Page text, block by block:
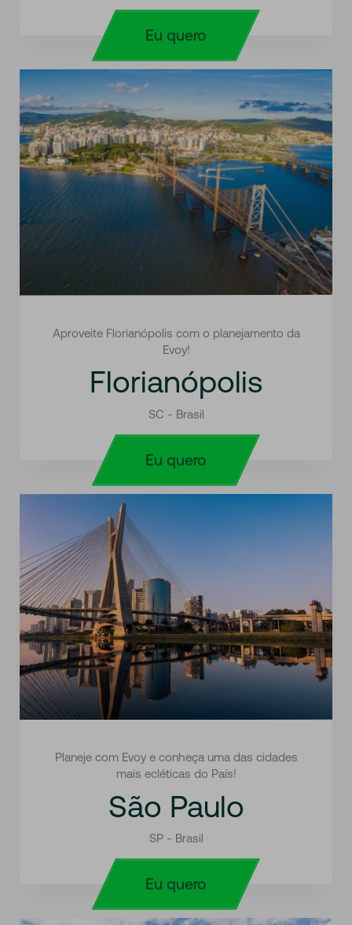
Eu quero
Aproveite Florianópolis com o planejamento da
Evoy!
Florianópolis
SC - Brasil
Eu quero
Planeje com Evoy e conheça uma das cidades
mais ecléticas do País!
São Paulo
SP - Brasil
Eu quero